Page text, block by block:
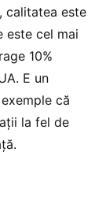
calitatea este
este cel mai
10%
E un
că
la fel de